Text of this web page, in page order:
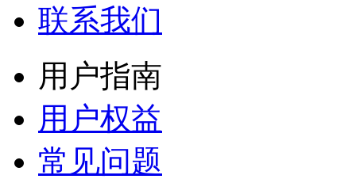
联系我们
用户指南
用户权益
常见问题